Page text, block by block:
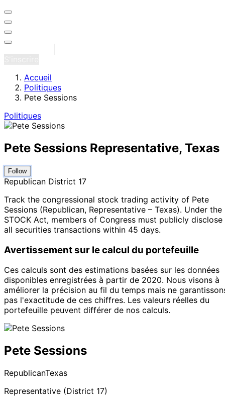
Accueil
Politiques
Pete Sessions
Politiques
Pete Sessions Representative, Texas
Follow
Republican District 17
Track the congressional stock trading activity of Pete
Sessions (Republican, Representative – Texas). Under the
STOCK Act, members of Congress must publicly disclose
all securities transactions within 45 days.
Avertissement sur le calcul du portefeuille
Ces calculs sont des estimations basées sur les données
disponibles enregistrées à partir de 2020. Nous visons à
améliorer la précision au fil du temps mais ne
pas l'exactitude de ces chiffres. Les valeurs réelles du
portefeuille peuvent différer de nos calculs.
Pete Sessions
RepublicanTexas
Representative (District 17)